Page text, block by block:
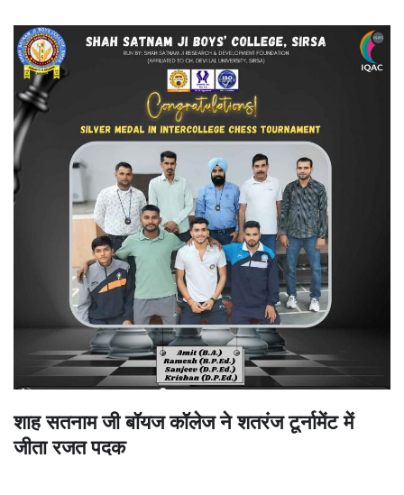
शाह सतनाम जी बॉयज कॉलेज ने शतरंज टूर्नामेंट में
जीता रजत पदक